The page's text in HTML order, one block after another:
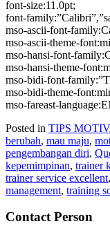
font-size:11.0pt;
font-
mso-ascii-font-
mso-ascii-theme-
mso-hansi-font-
mso-hansi-theme-
mso-bidi-font-
mso-bidi-theme-
mso-fareast-
Posted in TIPS
berubah, mau maju,
pengembangan diri,
kepemimpinan, trainer
trainer service excellent,
management, training
Contact Person